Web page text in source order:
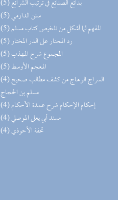
(5) بدائع الصنائع في ترتيب الشرائع
(5) سنن الدارمي
(5) المفهم لما أشكل من تلخيص كتاب مسلم
(5) رد المحتار على الدر المختار
(5) المجموع شرح المهذب
(5) المعجم الأوسط
(4) السراج الوهاج من كشف مطالب صحيح
مسلم بن الحجاج
(4) إحكام الإحكام شرح عمدة الأحكام
(4) مسند أبي يعلى الموصلي
(4) تحفة الأحوذي